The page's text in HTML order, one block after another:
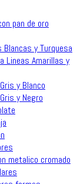
pan de oro
Blancas y Turquesa
Lineas Amarillas y
y Blanco
y Negro
metalico cromado